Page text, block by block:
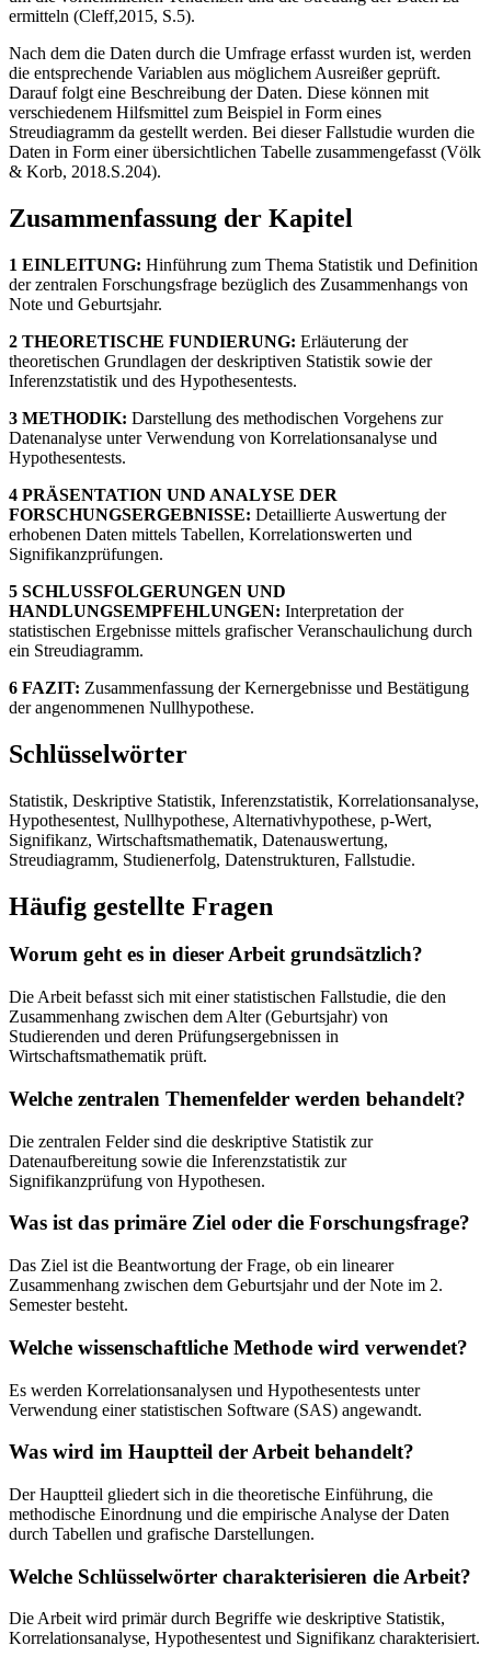
ermitteln (Cleff,2015, S.5).
Nach dem die Daten durch die Umfrage erfasst wurden ist, werden
die entsprechende Variablen aus möglichem Ausreißer geprüft.
Darauf folgt eine Beschreibung der Daten. Diese können mit
verschiedenem Hilfsmittel zum Beispiel in Form eines
Streudiagramm da gestellt werden. Bei dieser Fallstudie wurden die
Daten in Form einer übersichtlichen Tabelle zusammengefasst (Völk
& Korb, 2018.S.204).
Zusammenfassung der Kapitel
1 EINLEITUNG: Hinführung zum Thema Statistik und Definition
der zentralen Forschungsfrage bezüglich des Zusammenhangs von
Note und Geburtsjahr.
2 THEORETISCHE FUNDIERUNG: Erläuterung der
theoretischen Grundlagen der deskriptiven Statistik sowie der
Inferenzstatistik und des Hypothesentests.
3 METHODIK: Darstellung des methodischen Vorgehens zur
Datenanalyse unter Verwendung von Korrelationsanalyse und
Hypothesentests.
4 PRÄSENTATION UND ANALYSE DER
FORSCHUNGSERGEBNISSE: Detaillierte Auswertung der
erhobenen Daten mittels Tabellen, Korrelationswerten und
Signifikanzprüfungen.
5 SCHLUSSFOLGERUNGEN UND
HANDLUNGSEMPFEHLUNGEN: Interpretation der
statistischen Ergebnisse mittels grafischer Veranschaulichung durch
ein Streudiagramm.
6 FAZIT: Zusammenfassung der Kernergebnisse und Bestätigung
der angenommenen Nullhypothese.
Schlüsselwörter
Statistik, Deskriptive Statistik, Inferenzstatistik, Korrelationsanalyse,
Hypothesentest, Nullhypothese, Alternativhypothese, p-Wert,
Signifikanz, Wirtschaftsmathematik, Datenauswertung,
Streudiagramm, Studienerfolg, Datenstrukturen, Fallstudie.
Häufig gestellte Fragen
Worum geht es in dieser Arbeit grundsätzlich?
Die Arbeit befasst sich mit einer statistischen Fallstudie, die den
Zusammenhang zwischen dem Alter (Geburtsjahr) von
Studierenden und deren Prüfungsergebnissen in
Wirtschaftsmathematik prüft.
Welche zentralen Themenfelder werden behandelt?
Die zentralen Felder sind die deskriptive Statistik zur
Datenaufbereitung sowie die Inferenzstatistik zur
Signifikanzprüfung von Hypothesen.
Was ist das primäre Ziel oder die Forschungsfrage?
Das Ziel ist die Beantwortung der Frage, ob ein linearer
Zusammenhang zwischen dem Geburtsjahr und der Note im 2.
Semester besteht.
Welche wissenschaftliche Methode wird verwendet?
Es werden Korrelationsanalysen und Hypothesentests unter
Verwendung einer statistischen Software (SAS) angewandt.
Was wird im Hauptteil der Arbeit behandelt?
Der Hauptteil gliedert sich in die theoretische Einführung, die
methodische Einordnung und die empirische Analyse der Daten
durch Tabellen und grafische Darstellungen.
Welche Schlüsselwörter charakterisieren die Arbeit?
Die Arbeit wird primär durch Begriffe wie deskriptive Statistik,
Korrelationsanalyse, Hypothesentest und Signifikanz charakterisiert.